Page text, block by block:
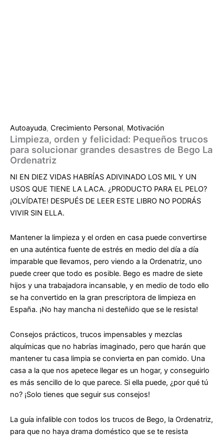
Autoayuda, Crecimiento Personal, Motivación
Limpieza, orden y felicidad: Pequeños trucos
para solucionar grandes desastres de Bego La
Ordenatriz
NI EN DIEZ VIDAS HABRÍAS ADIVINADO LOS MIL Y UN
USOS QUE TIENE LA LACA. ¿PRODUCTO PARA EL PELO?
¡OLVÍDATE! DESPUÉS DE LEER ESTE LIBRO NO PODRÁS
VIVIR SIN ELLA.
Mantener la limpieza y el orden en casa puede convertirse
en una auténtica fuente de estrés en medio del día a día
imparable que llevamos, pero viendo a la Ordenatriz, uno
puede creer que todo es posible. Bego es madre de siete
hijos y una trabajadora incansable, y en medio de todo ello
se ha convertido en la gran prescriptora de limpieza en
España. ¡No hay mancha ni desteñido que se le resista!
Consejos prácticos, trucos impensables y mezclas
alquímicas que no habrías imaginado, pero que harán que
mantener tu casa limpia se convierta en pan comido. Una
casa a la que nos apetece llegar es un hogar, y conseguirlo
es más sencillo de lo que parece. Si ella puede, ¿por qué tú
no? ¡Solo tienes que seguir sus consejos!
La guía infalible con todos los trucos de Bego, la Ordenatriz,
para que no haya drama doméstico que se te resista